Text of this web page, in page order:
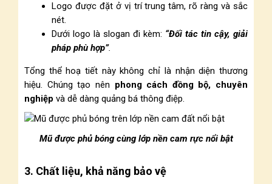
Logo được đặt ở vị trí trung tâm, rõ ràng và sắc
nét.
Dưới logo là slogan đi kèm: “Đối tác tin cậy, giải
pháp phù hợp”.
Tổng thể hoạ tiết này không chỉ là nhận diện thương
hiệu. Chúng tạo nên phong cách đồng bộ, chuyên
nghiệp và dễ dàng quảng bá thông điệp.
Mũ được phủ bóng cùng lớp nền cam rực nổi bật
3. Chất liệu, khả năng bảo vệ